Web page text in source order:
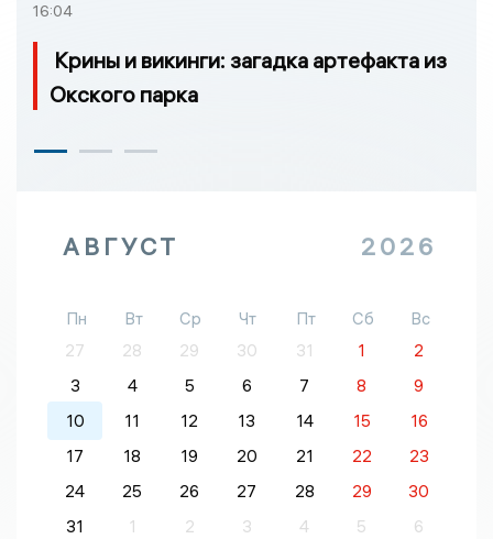
16:04
Крины и викинги: загадка артефакта из
Окского парка
АВГУСТ 2026
Пн Вт Ср Чт Пт Сб
Вс
27
28 29 30 31 1
2
3
4 5 6 7 8
9
10
11 12 13 14 15
16
17
18 19 20 21 22
23
24
25 26 27 28 29
30
31
1 2 3 4 5 6